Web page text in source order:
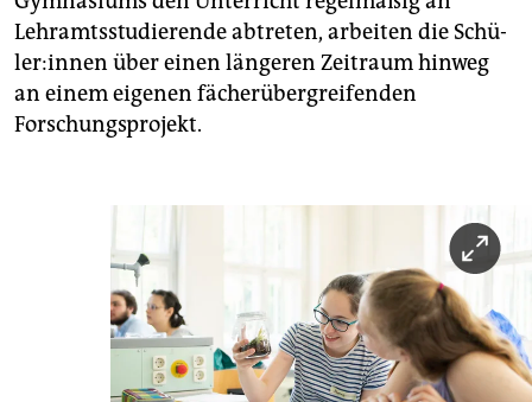
Lehramtsstudierende abtreten, arbeiten die Schü­
le­r:in­nen über einen längeren Zeitraum hinweg
an einem eigenen fächerübergreifenden
Forschungsprojekt.